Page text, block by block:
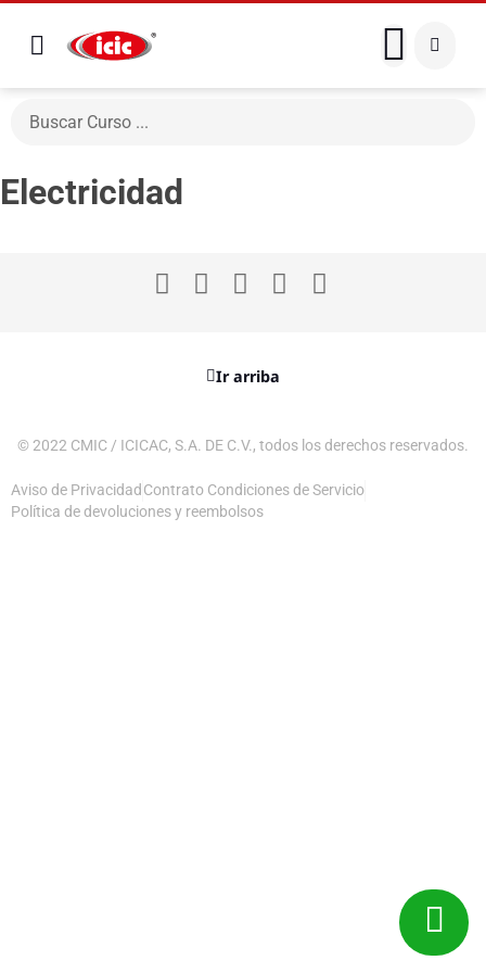
Electricidad
Ir arriba
© 2022 CMIC / ICICAC, S.A. DE C.V., todos los derechos reservados.
Aviso de Privacidad Contrato Condiciones de Servicio
Política de devoluciones y reembolsos